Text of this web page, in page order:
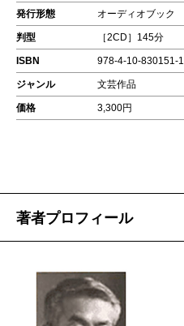
発行形態 オーディオブック
判型 ［2CD］145分
ISBN 978-4-10-830151-1
ジャンル 文芸作品
価格 3,300円
著者プロフィール